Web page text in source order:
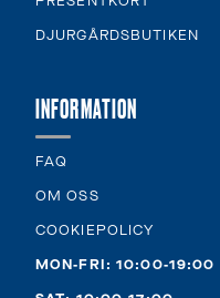
DJURGÅRDSBUTIKEN
INFORMATION
FAQ
OM OSS
COOKIEPOLICY
MON-FRI: 10:00-19:00